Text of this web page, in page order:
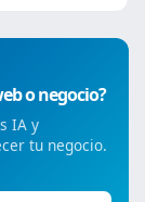
o negocio?
IA y
tu negocio.